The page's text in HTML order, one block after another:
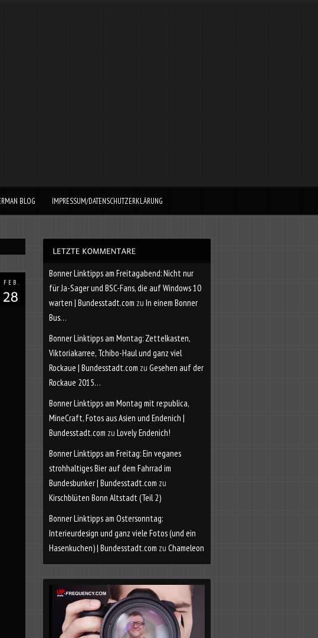
BLOG IMPRESSUM/DATENSCHUTZERKLÄRUNG
FEB.
Bonner Linktipps am Freitagabend: Nicht nur
für Ja-Sager und BSC-Fans, die auf Windows 10
warten | Bundesstadt.com zu In einem Bonner
Bus…
Bonner Linktipps am Montag: Zettelkasten,
Viktoriakarree, Tchibo-Haul und ganz viel
Rockaue | Bundesstadt.com zu Gesehen auf der
Rockaue 2015…
Bonner Linktipps am Montag mit re:publica,
MineCraft, Fotos aus Asien und Endenich |
Bundesstadt.com zu Lovely Endenich!
Bonner Linktipps am Freitag: Ein veganes
strohhaltiges Bier auf dem Fahrrad im
Bundesbunker | Bundesstadt.com zu
Kirschblüten Bonn Altstadt (Teil 2)
Bonner Linktipps am Ostersonntag:
Interieurdesign und ganz viele Fotos (und ein
Hasenkuchen) | Bundesstadt.com zu Chameleon